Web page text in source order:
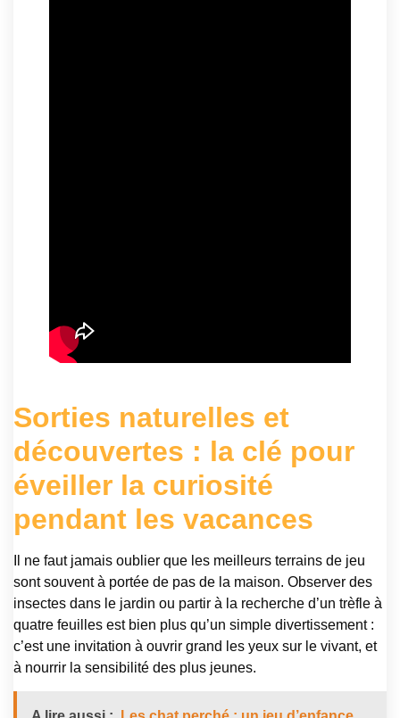
Sorties naturelles et
découvertes : la clé pour
éveiller la curiosité
pendant les vacances
Il ne faut jamais oublier que les meilleurs terrains de jeu
sont souvent à portée de pas de la maison. Observer des
insectes dans le jardin ou partir à la recherche d’un trèfle à
quatre feuilles est bien plus qu’un simple divertissement :
c’est une invitation à ouvrir grand les yeux sur le vivant, et
à nourrir la sensibilité des plus jeunes.